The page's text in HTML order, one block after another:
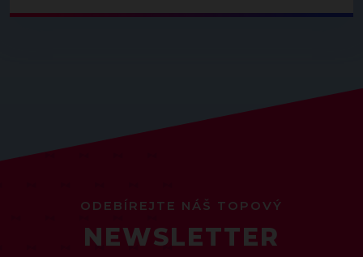
ODEBÍREJTE NÁŠ TOPOVÝ
NEWSLETTER